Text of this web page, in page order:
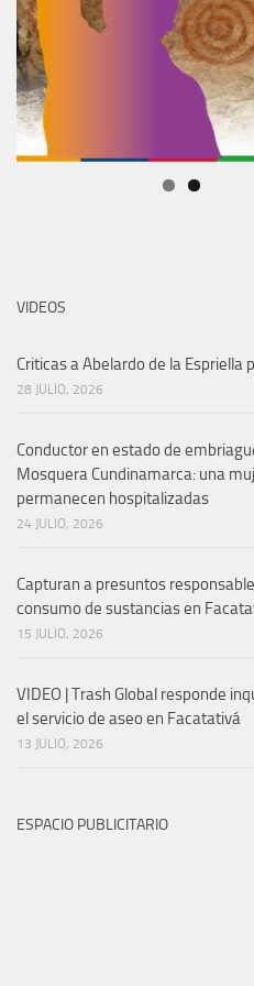
VIDEOS
Criticas a Abelardo de la
28 JULIO, 2026
Conductor en estado de
Mosquera Cundinamarca: una
permanecen hospitalizadas
24 JULIO, 2026
Capturan a presuntos
consumo de sustancias en
15 JULIO, 2026
VIDEO | Trash Global responde
el servicio de aseo en Facatativá
13 JULIO, 2026
ESPACIO PUBLICITARIO